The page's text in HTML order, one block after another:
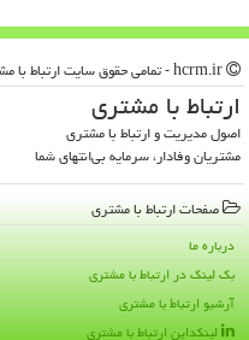
ارتباط با مشتری
اصول مدیریت و ارتباط با مشتری
مشتریان وفادار، سرمایه بی‌انتهای شما
صفحات ارتباط با مشتری
درباره ما
بک لینک در ارتباط با مشتری
آرشیو ارتباط با مشتری
لینکداین ارتباط با مشتری